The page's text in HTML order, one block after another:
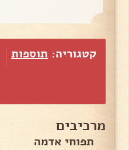
קטגוריה: תוספות
מרכיבים
תפוחי אדמה